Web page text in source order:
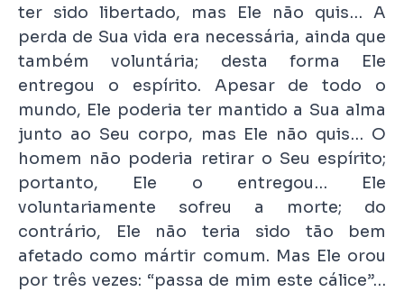
ter sido libertado, mas Ele não quis… A
perda de Sua vida era necessária, ainda que
também voluntária; desta forma Ele
entregou o espírito. Apesar de todo o
mundo, Ele poderia ter mantido a Sua alma
junto ao Seu corpo, mas Ele não quis… O
homem não poderia retirar o Seu espírito;
portanto, Ele o entregou… Ele
voluntariamente sofreu a morte; do
contrário, Ele não teria sido tão bem
afetado como mártir comum. Mas Ele orou
por três vezes: “passa de mim este cálice”…